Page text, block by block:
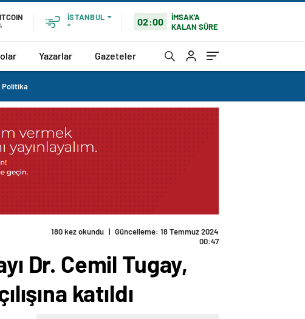
İSTANBUL
°
02:00
İMSAK'A
KALAN SÜRE
Yazarlar Gazeteler
Politika
Merkezi’nin açılışına katıldı
Dr. Cemil Tugay,
katıldı